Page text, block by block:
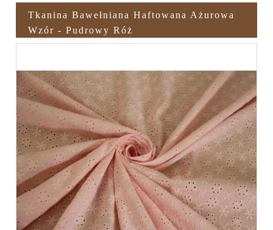
Tkanina Bawełniana Haftowana Ażurowa
Wzór - Pudrowy Róż